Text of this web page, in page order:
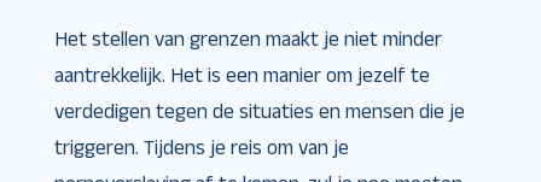
Het stellen van grenzen maakt je niet minder
aantrekkelijk. Het is een manier om jezelf te
verdedigen tegen de situaties en mensen die je
triggeren. Tijdens je reis om van je